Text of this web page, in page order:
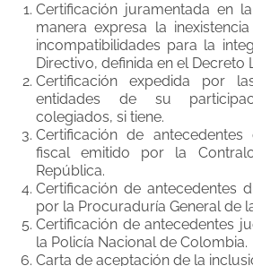
Certificación juramentada en
manera expresa la
incompatibilidades para la
Directivo, definida en el Decreto
Certificación expedida por
entidades de su
colegiados, si tiene.
Certificación de antecedentes
fiscal emitido por la
República.
Certificación de antecedentes
por la Procuraduría General de
Certificación de antecedentes
la Policía Nacional de Colombia.
Carta de aceptación de la